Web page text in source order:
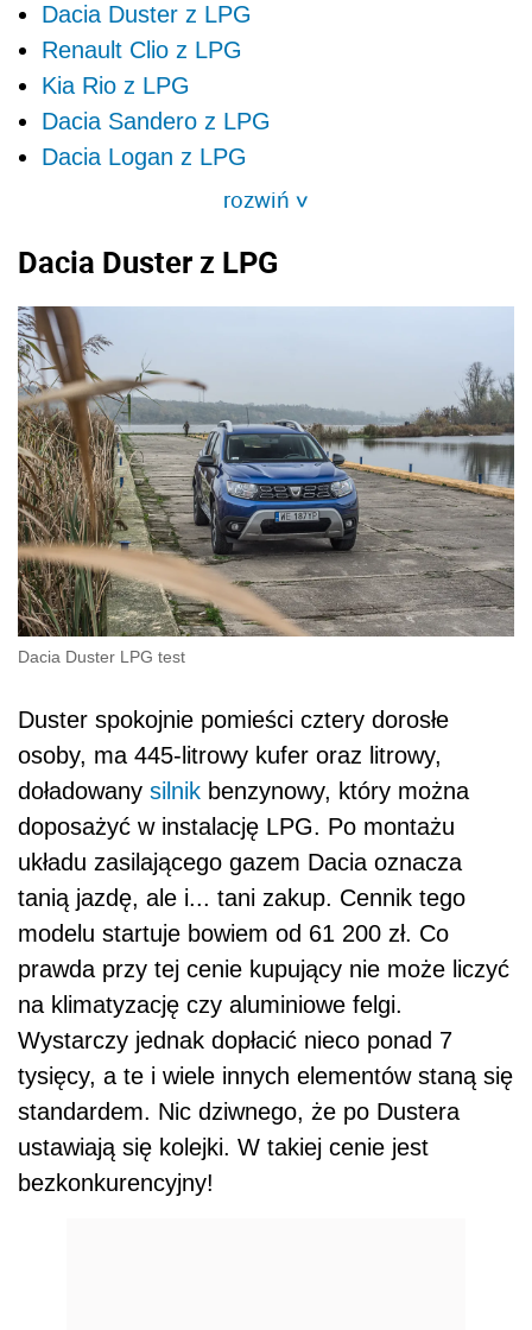
Dacia Duster z LPG
Renault Clio z LPG
Kia Rio z LPG
Dacia Sandero z LPG
Dacia Logan z LPG
rozwiń>
Dacia Duster z LPG
Dacia Duster LPG test
Duster spokojnie pomieści cztery dorosłe
osoby, ma 445-litrowy kufer oraz litrowy,
doładowany silnik benzynowy, który można
doposażyć w instalację LPG. Po montażu
układu zasilającego gazem Dacia oznacza
tanią jazdę, ale i... tani zakup. Cennik tego
modelu startuje bowiem od 61 200 zł. Co
prawda przy tej cenie kupujący nie może liczyć
na klimatyzację czy aluminiowe felgi.
Wystarczy jednak dopłacić nieco ponad 7
tysięcy, a te i wiele innych elementów staną się
standardem. Nic dziwnego, że po Dustera
ustawiają się kolejki. W takiej cenie jest
bezkonkurencyjny!